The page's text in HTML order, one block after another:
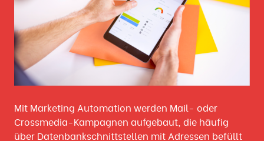
Mit Marketing Automation werden Mail- oder
Crossmedia-Kampagnen aufgebaut, die häufig
über Datenbankschnittstellen mit Adressen befüllt